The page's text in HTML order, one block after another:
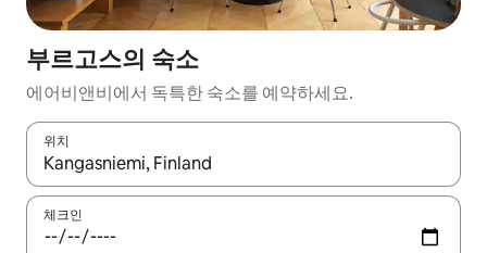
부르고스의 숙소
에어비앤비에서 독특한 숙소를 예약하세요.
위치
결과가 나오면 위·아래 화살표 키를 사용하거나 터치 또는 스와이
체크인